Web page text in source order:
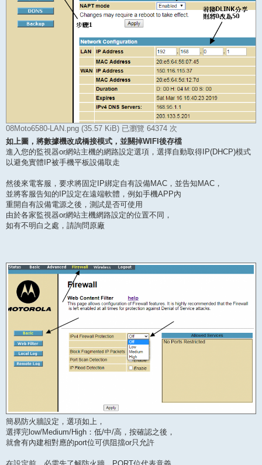
08Moto6580-LAN.png (35.57 KiB) 已瀏覽 64374 次
如上圖，將數據機改成橋接模式，並關掉WIFI後存檔
進入您的監視器or網站主機的網路設定選項，選擇自動取得IP(DHCP)模式
以避免實體IP被手機平板設備取走
然後來電客服，要求將固定IP綁定自有設備MAC，並告知MAC，
並將客服告知的IP設定在遠端軟體，例如手機APP內
重開自有設備電源之後，測試是否可使用
由於各家監視器or網站主機網路設定的位置不同，
如有不明白之處，請詢問原廠
簡易防火牆設定，選項如上，
選擇完low/Medium/High：低/中/高，按確認之後，
就會有內建相對應的port位可供阻擋or只允許